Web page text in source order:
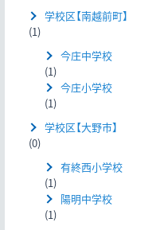
学校区【南越前町】
(1)
今庄中学校
(1)
今庄小学校
(1)
学校区【大野市】
(0)
有終西小学校
(1)
陽明中学校
(1)